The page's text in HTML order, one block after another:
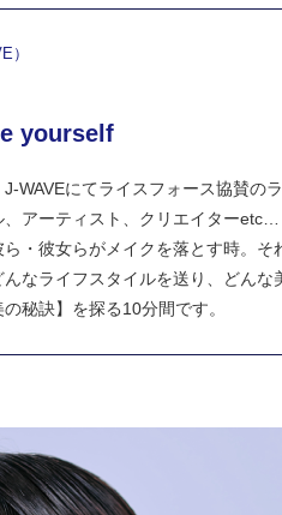
）
yourself
WAVEにてライスフォース協賛の
アーティスト、クリエイターetc…
・彼女らがメイクを落とす時。そ
なライフスタイルを送り、どんな
秘訣】を探る10分間です。